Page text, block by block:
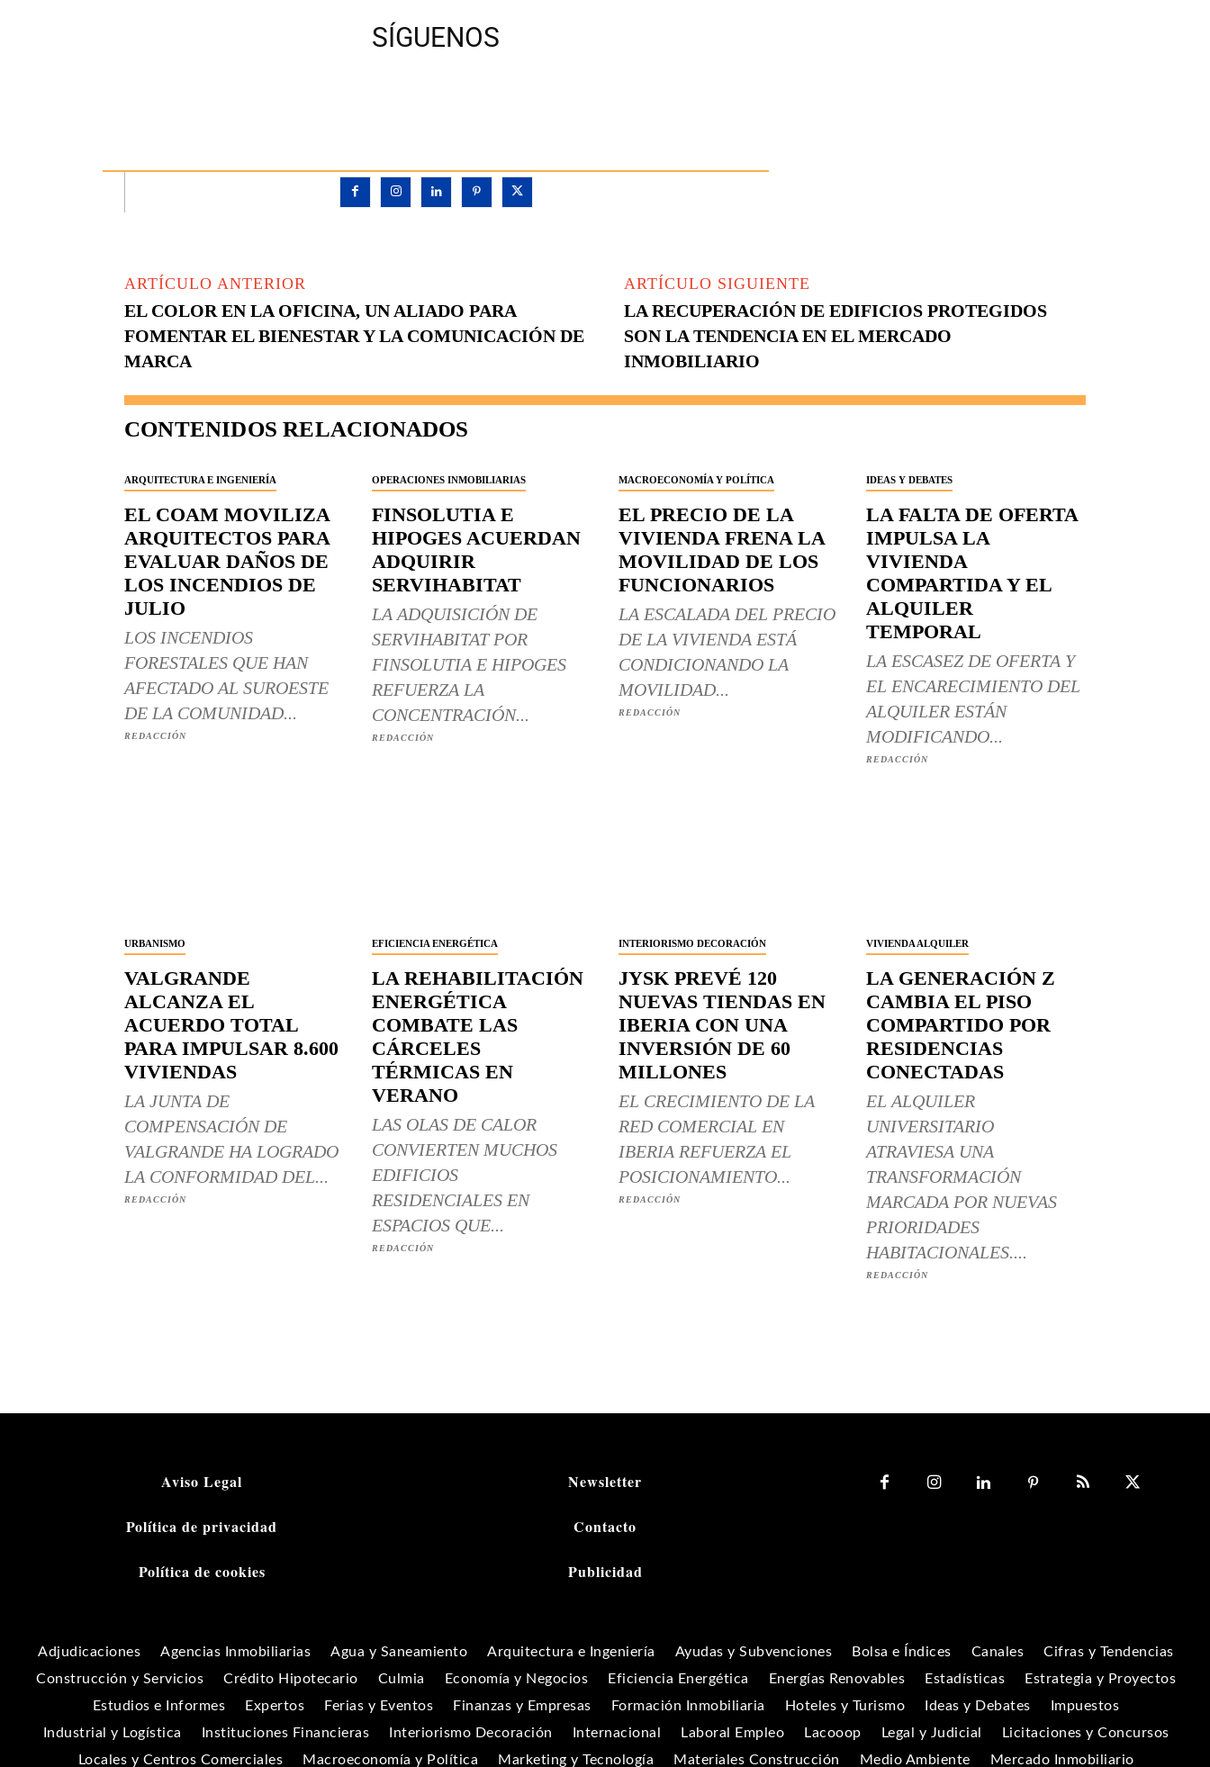
SÍGUENOS
ARTÍCULO ANTERIOR
EL COLOR EN LA OFICINA, UN ALIADO PARA
FOMENTAR EL BIENESTAR Y LA COMUNICACIÓN DE
MARCA
ARTÍCULO SIGUIENTE
LA RECUPERACIÓN DE EDIFICIOS PROTEGIDOS
SON LA TENDENCIA EN EL MERCADO
INMOBILIARIO
CONTENIDOS RELACIONADOS
ARQUITECTURA E INGENIERÍA
EL COAM MOVILIZA
ARQUITECTOS PARA
EVALUAR DAÑOS DE
LOS INCENDIOS DE
JULIO
LOS INCENDIOS
FORESTALES QUE HAN
AFECTADO AL SUROESTE
DE LA COMUNIDAD...
REDACCIÓN
OPERACIONES INMOBILIARIAS
FINSOLUTIA E
HIPOGES ACUERDAN
ADQUIRIR
SERVIHABITAT
LA ADQUISICIÓN DE
SERVIHABITAT POR
FINSOLUTIA E HIPOGES
REFUERZA LA
CONCENTRACIÓN...
REDACCIÓN
MACROECONOMÍA Y POLÍTICA
EL PRECIO DE LA
VIVIENDA FRENA LA
MOVILIDAD DE LOS
FUNCIONARIOS
LA ESCALADA DEL PRECIO
DE LA VIVIENDA ESTÁ
CONDICIONANDO LA
MOVILIDAD...
REDACCIÓN
IDEAS Y DEBATES
LA FALTA DE OFERTA
IMPULSA LA
VIVIENDA
COMPARTIDA Y EL
ALQUILER
TEMPORAL
LA ESCASEZ DE OFERTA Y
EL ENCARECIMIENTO DEL
ALQUILER ESTÁN
MODIFICANDO...
REDACCIÓN
URBANISMO
VALGRANDE
ALCANZA EL
ACUERDO TOTAL
PARA IMPULSAR 8.600
VIVIENDAS
LA JUNTA DE
COMPENSACIÓN DE
VALGRANDE HA LOGRADO
LA CONFORMIDAD DEL...
REDACCIÓN
EFICIENCIA ENERGÉTICA
LA REHABILITACIÓN
ENERGÉTICA
COMBATE LAS
CÁRCELES
TÉRMICAS EN
VERANO
LAS OLAS DE CALOR
CONVIERTEN MUCHOS
EDIFICIOS
RESIDENCIALES EN
ESPACIOS QUE...
REDACCIÓN
INTERIORISMO DECORACIÓN
JYSK PREVÉ 120
NUEVAS TIENDAS EN
IBERIA CON UNA
INVERSIÓN DE 60
MILLONES
EL CRECIMIENTO DE LA
RED COMERCIAL EN
IBERIA REFUERZA EL
POSICIONAMIENTO...
REDACCIÓN
VIVIENDA ALQUILER
LA GENERACIÓN Z
CAMBIA EL PISO
COMPARTIDO POR
RESIDENCIAS
CONECTADAS
EL ALQUILER
UNIVERSITARIO
ATRAVIESA UNA
TRANSFORMACIÓN
MARCADA POR NUEVAS
PRIORIDADES
HABITACIONALES....
REDACCIÓN
Aviso Legal
Política de privacidad
Política de cookies
Newsletter
Contacto
Publicidad
Adjudicaciones Agencias Inmobiliarias Agua y Saneamiento Arquitectura e Ingeniería Ayudas y Subvenciones Bolsa e Índices Canales
Cifras y Tendencias
Construcción y Servicios
Crédito Hipotecario Culmia Economía y Negocios Eficiencia Energética Energías Renovables Estadísticas
Estrategia y Proyectos
Estudios e Informes
Expertos Ferias y Eventos Finanzas y Empresas Formación Inmobiliaria Hoteles y Turismo Ideas y Debates
Impuestos
Industrial y Logística
Instituciones Financieras Interiorismo Decoración Internacional Laboral Empleo Lacooop Legal y Judicial
Licitaciones y Concursos
Locales y Centros Comerciales
Macroeconomía y Política Marketing y Tecnología Materiales Construcción Medio Ambiente Mercado Inmobiliario